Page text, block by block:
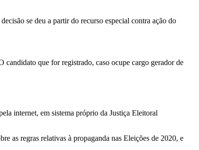
se deu a partir do recurso especial contra ação do
que for registrado, caso ocupe cargo gerador de
internet, em sistema próprio da Justiça Eleitoral
as regras relativas à propaganda nas Eleições de 2020, e